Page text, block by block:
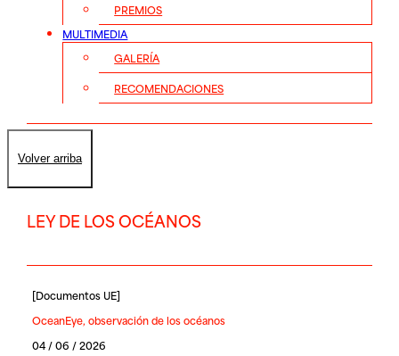
PREMIOS
MULTIMEDIA
GALERÍA
RECOMENDACIONES
Volver arriba
LEY DE LOS OCÉANOS
[Documentos UE]
OceanEye, observación de los océanos
04 / 06 / 2026